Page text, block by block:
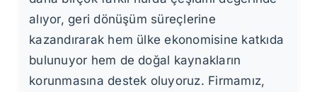
alıyor, geri dönüşüm süreçlerine
kazandırarak hem ülke ekonomisine katkıda
bulunuyor hem de doğal kaynakların
korunmasına destek oluyoruz. Firmamız,